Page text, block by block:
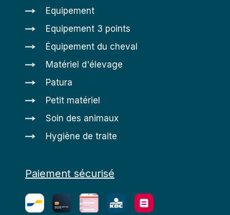
Equipement
Equipement 3 points
Équipement du cheval
Matériel d'élevage
Patura
Petit matériel
Soin des animaux
Hygiène de traite
Paiement sécurisé